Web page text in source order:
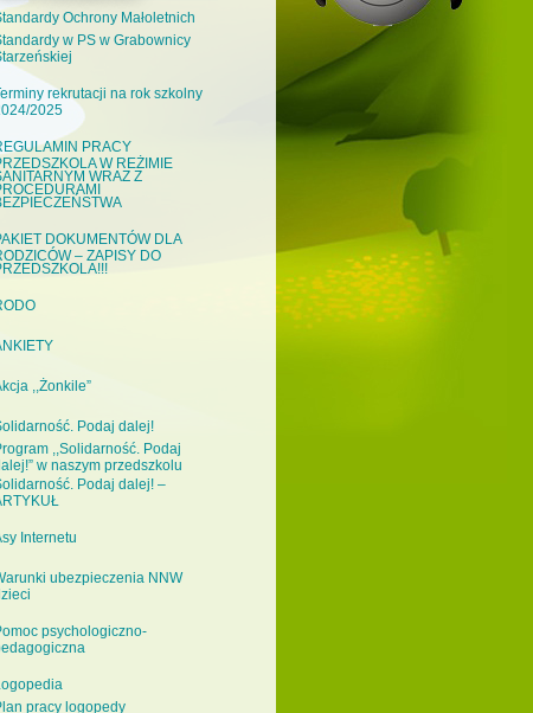
Ochrony Małoletnich
w PS w Grabownicy
rekrutacji na rok szkolny
2025
PRACY
W REŻIMIE
WRAZ Z
DOKUMENTÓW DLA
– ZAPISY DO
,,Żonkile”
Podaj dalej!
,,Solidarność. Podaj
w naszym przedszkolu
Podaj dalej! –
Internetu
ubezpieczenia NNW
psychologiczno-
pracy logopedy